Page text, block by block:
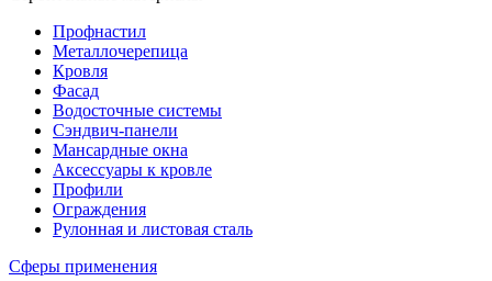
Профнастил
Металлочерепица
Кровля
Фасад
Водосточные системы
Сэндвич-панели
Мансардные окна
Аксессуары к кровле
Профили
Ограждения
Рулонная и листовая сталь
Сферы применения